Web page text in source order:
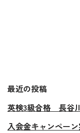
最近の投稿
英検3級合格 長谷
入会金キャンペー